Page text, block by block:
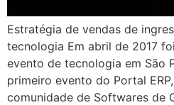
Estratégia de vendas de
tecnologia Em abril de 2017
evento de tecnologia em São
primeiro evento do Portal
comunidade de Softwares de